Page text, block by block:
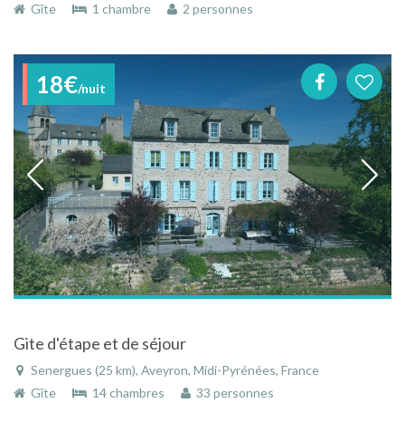
Gîte
1 chambre 2 personnes
18€/nuit
Gite d'étape et de séjour
Senergues (25 km), Aveyron, Midi-Pyrénées, France
Gîte
14 chambres 33 personnes